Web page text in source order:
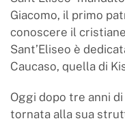
Giacomo, il primo
conoscere il
Sant’Eliseo è
Caucaso, quella di
Oggi dopo tre anni
tornata alla sua